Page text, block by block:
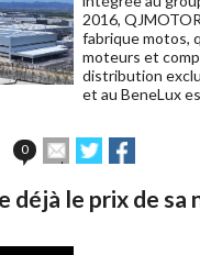
2016,
fabrique motos,
moteurs et
distribution
et au BeneLux
0
Envoyer
cet
à
Partager
sur sur
déjà le prix de sa